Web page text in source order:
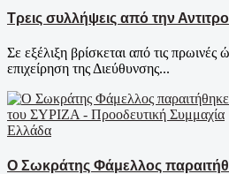
Τρεις συλλήψεις από την
Σε εξέλιξη βρίσκεται από τις πρωινές
επιχείρηση της Διεύθυνσης...
Ελλάδα
Ο Σωκράτης Φάμελλος